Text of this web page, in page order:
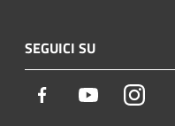
SEGUICI SU
Facebook Youtube